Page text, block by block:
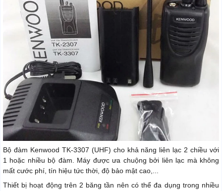
Bộ đàm Kenwood TK-3307 (UHF) cho khả năng liên lạc 2 chiều với
1 hoặc nhiều bộ đàm. Máy được ưa chuộng bởi liên lạc mà không
mất cước phí, tín hiệu tức thời, độ bảo mật cao,...
Thiết bị hoạt động trên 2 băng tần nên có thể đa dụng trong nhiều